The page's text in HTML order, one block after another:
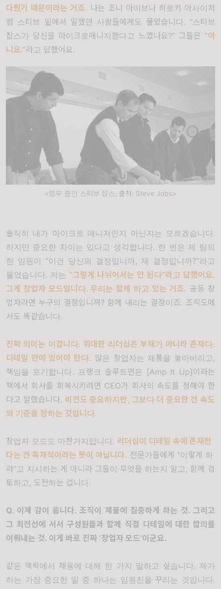
다뤘기 때문이라는 거죠. 나는 조니 아이브나 히로키 아사이처
럼 스티브 밑에서 일했던 사람들에게도 물었습니다. “스티브
잡스가 당신을 마이크로매니지한다고 느꼈나요?” 그들은 “아
니요.”라고 답했어요.
<업무 중인 스티브 잡스, 출처: Steve Jobs>
솔직히 내가 마이크로 매니저인지 아닌지는 모르겠습니다.
하지만 중요한 차이는 있다고 생각합니다. 한 번은 제 팀의
한 임원이 “이건 당신의 결정입니까, 제 결정입니까?”라고
물었습니다. 저는 “그렇게 나뉘어서는 안 된다”라고 답했어요.
그게 창업자 모드입니다.우리는 함께 하고 있는 거죠. 공동 창
업자라면 누구의 결정입니까? 함께 내리는 결정이죠. 조직도에
서도 똑같습니다.
진짜 의미는 이겁니다. 위대한 리더십은 부재가 아니라 존재다.
디테일 안에 있어야 한다. 많은 창업자는 제품을 놓아버리고 ,
책임을 포기합니다. 프랭크 슬루트먼은 [Amp It Up]이라는
책에서 회사를 회복시키려면 CEO가 회사의 속도를 정해야 한
다고 말했습니다. 비전도 중요하지만 , 그보다 더 중요한 건 속도
와 기준을 정하는 것입니다.
창업자 모드도 마찬가지입니다. 리더십이 디테일 속에 존재한
다는 건 독재적이라는 뜻이 아닙니다. 전문가들에게 “이렇게 하
라” 고 지시하는 게 아니라 그들이 무엇을 하는지 알고 , 함께 검
토하고 , 도전하는 겁니다.
Q. 이제 감이 옵니다.조직이 제품에 집중하게 하는 것. 그리고
그 최전선에 서서 구성원들과 함께 직접 디테일에 대한 합의를
이뤄내는 것. 이게 바로 진짜 ‘창업자 모드’이군요.
같은 맥락에서 채용에 대해 한 가지 말하고 싶습니다. 제가
하는 가장 중요한 일 중 하나는 임원진을 꾸리는 것입니다.